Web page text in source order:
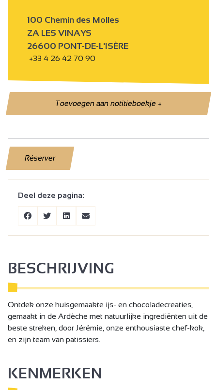
100 Chemin des Molles
ZA LES VINAYS
26600 PONT-DE-L'ISÈRE
+33 4 26 42 70 90
Toevoegen aan notitieboekje+
Réserver
Deel deze pagina:
BESCHRIJVING
Ontdek onze huisgemaakte ijs- en chocoladecreaties,
gemaakt in de Ardèche met natuurlijke ingrediënten uit de
beste streken, door Jérémie, onze enthousiaste chef-kok,
en zijn team van patissiers.
KENMERKEN